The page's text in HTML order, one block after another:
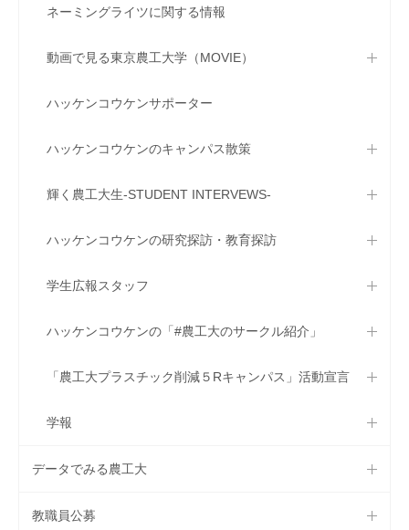
ネーミングライツに関する情報
動画で見る東京農工大学（MOVIE）
ハッケンコウケンサポーター
ハッケンコウケンのキャンパス散策
輝く農工大生-STUDENT INTERVEWS-
ハッケンコウケンの研究探訪・教育探訪
学生広報スタッフ
ハッケンコウケンの「#農工大のサークル紹介」
「農工大プラスチック削減５Rキャンパス」活動宣言
学報
データでみる農工大
教職員公募